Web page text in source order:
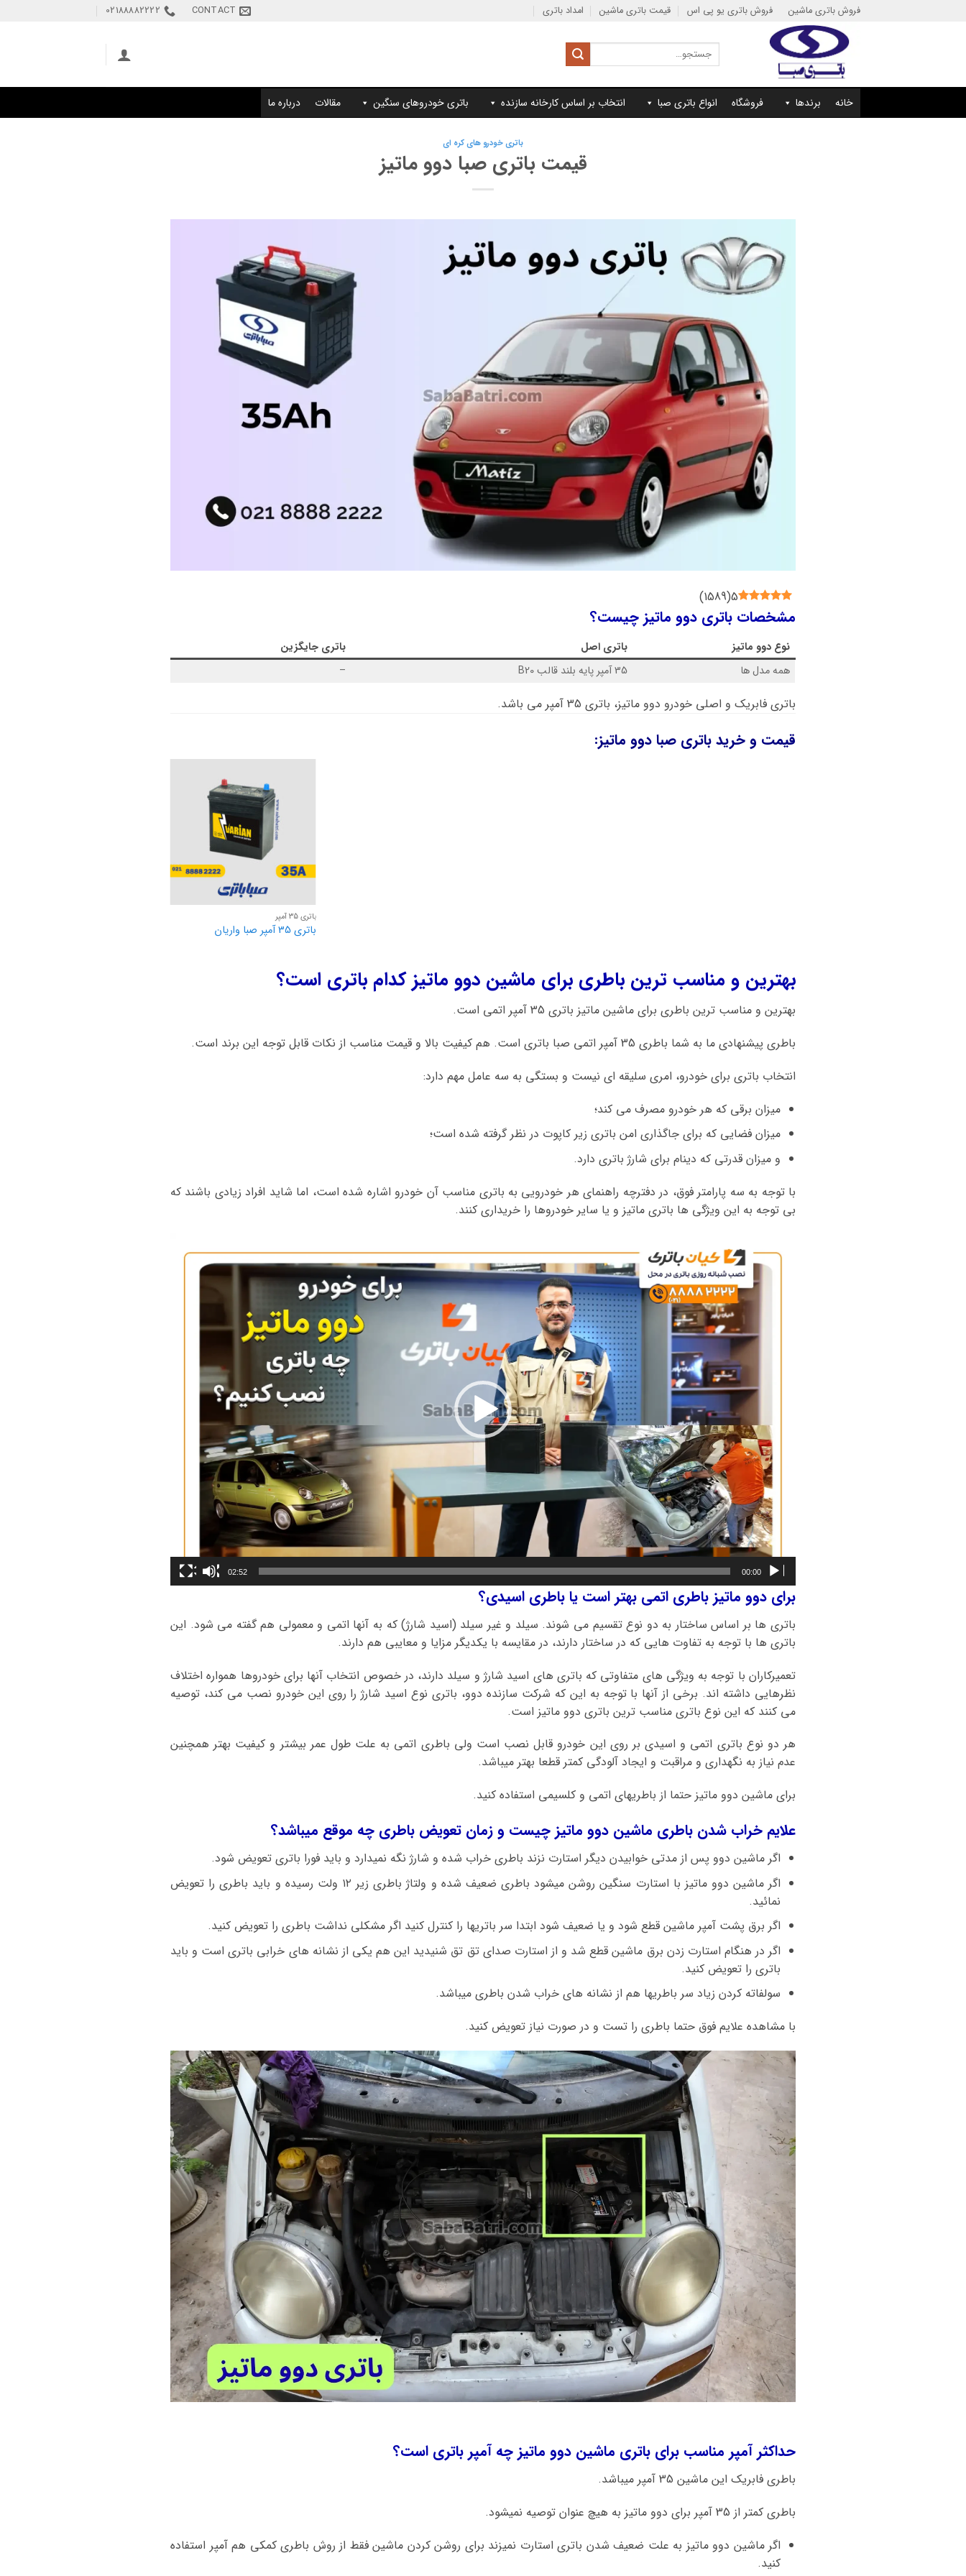
فروش باتری ماشین فروش باتری یو پی اس قیمت باتری ماشین امداد باتری CONTACT
02188882222
جستجو
برای:
خانه برندها فروشگاه انواع باتری صبا انتخاب بر اساس کارخانه سازنده باتری خودروهای سنگین مقالات درباره ما
باتری خودرو های کره ای
قیمت باتری صبا دوو ماتیز
5
(
1589
)
مشخصات باتری دوو ماتیز چیست؟
نوع دوو ماتیز باتری اصل
باتری جایگزین
همه مدل ها
35 آمپر پایه بلند قالب B20 –
باتری فابریک و اصلی خودرو دوو ماتیز، باتری 35 آمپر می باشد.
قیمت و خرید باتری صبا دوو ماتیز:
باتری 35 آمپر
باتری 35 آمپر صبا واریان
بهترین و مناسب ترین باطری برای ماشین دوو ماتیز کدام باتری است؟
بهترین و مناسب ترین باطری برای ماشین ماتیز باتری 35 آمپر اتمی است.
باطری پیشنهادی ما به شما باطری 35 آمپر اتمی صبا باتری است. هم کیفیت بالا و قیمت مناسب از نکات قابل توجه این برند است.
انتخاب باتری برای خودرو، امری سلیقه ای نیست و بستگی به سه عامل مهم دارد:
میزان برقی که هر خودرو مصرف می کند؛
میزان فضایی که برای جاگذاری امن باتری زیر کاپوت در نظر گرفته شده است؛
و میزان قدرتی که دینام برای شارژ باتری دارد.
با توجه به سه پارامتر فوق، در دفترچه راهنمای هر خودرویی به باتری مناسب آن خودرو اشاره شده است، اما شاید افراد زیادی باشند که
بی توجه به این ویژگی ها باتری ماتیز و یا سایر خودروها را خریداری کنند.
ویدیو
00:00
02:52
برای دوو ماتیز باطری اتمی بهتر است یا باطری اسیدی؟
باتری ها بر اساس ساختار به دو نوع تقسیم می شوند. سیلد و غیر سیلد (اسید شارژ) که به آنها اتمی و معمولی هم گفته می شود. این
باتری ها با توجه به تفاوت هایی که در ساختار دارند، در مقایسه با یکدیگر مزایا و معایبی هم دارند.
تعمیرکاران با توجه به ویژگی های متفاوتی که باتری های اسید شارژ و سیلد دارند، در خصوص انتخاب آنها برای خودروها همواره اختلاف
نظرهایی داشته اند. برخی از آنها با توجه به این که شرکت سازنده دوو، باتری نوع اسید شارژ را روی این خودرو نصب می کند، توصیه
می کنند که این نوع باتری مناسب ترین باتری دوو ماتیز است.
هر دو نوع باتری اتمی و اسیدی بر روی این خودرو قابل نصب است ولی باطری اتمی به علت طول عمر بیشتر و کیفیت بهتر همچنین
عدم نیاز به نگهداری و مراقبت و ایجاد آلودگی کمتر قطعا بهتر میباشد.
برای ماشین دوو ماتیز حتما از باطریهای اتمی و کلسیمی استفاده کنید.
علایم خراب شدن باطری ماشین دوو ماتیز چیست و زمان تعویض باطری چه موقع میباشد؟
اگر ماشین دوو پس از مدتی خوابیدن دیگر استارت نزند باطری خراب شده و شارژ نگه نمیدارد و باید فورا باتری تعویض شود.
اگر ماشین دوو ماتیز با استارت سنگین روشن میشود باطری ضعیف شده و ولتاژ باطری زیر ۱۲ ولت رسیده و باید باطری را تعویض
نمائید.
اگر برق پشت آمپر ماشین قطع شود و یا ضعیف شود ابتدا سر باتریها را کنترل کنید اگر مشکلی نداشت باطری را تعویض کنید.
اگر در هنگام استارت زدن برق ماشین قطع شد و از استارت صدای تق تق شنیدید این هم یکی از نشانه های خرابی باتری است و باید
باتری را تعویض کنید.
سولفاته کردن زیاد سر باطریها هم از نشانه های خراب شدن باطری میباشد.
با مشاهده علایم فوق حتما باطری را تست و در صورت نیاز تعویض کنید.
حداکثر آمپر مناسب برای باتری ماشین دوو ماتیز چه آمپر باتری است؟
باطری فابریک این ماشین 35 آمپر میباشد.
باطری کمتر از 35 آمپر برای دوو ماتیز به هیچ عنوان توصیه نمیشود.
اگر ماشین دوو ماتیز به علت ضعیف شدن باتری استارت نمیزند برای روشن کردن ماشین فقط از روش باطری کمکی هم آمپر استفاده
کنید.